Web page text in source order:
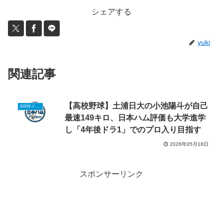
シェアする
yuki
関連記事
2026年ドラフトニュース
【高校野球】土浦日大の小池陽斗が自己
最速149キロ、日本ハム評価も大学進学
し「4年後ドラ1」でのプロ入り目指す
2026年05月18日
スポンサーリンク